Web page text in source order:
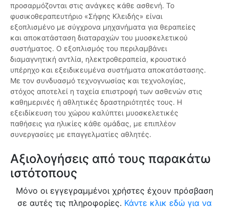
προσαρμόζονται στις ανάγκες κάθε ασθενή. Το
φυσικοθεραπευτήριο «Σήφης Κλειδής» είναι
εξοπλισμένο με σύγχρονα μηχανήματα για θεραπείες
και αποκατάσταση διαταραχών του μυοσκελετικού
συστήματος. Ο εξοπλισμός του περιλαμβάνει
διαμαγνητική αντλία, ηλεκτροθεραπεία, κρουστικό
υπέρηχο και εξειδικευμένα συστήματα αποκατάστασης.
Με τον συνδυασμό τεχνογνωσίας και τεχνολογίας,
στόχος αποτελεί η ταχεία επιστροφή των ασθενών στις
καθημερινές ή αθλητικές δραστηριότητές τους. Η
εξειδίκευση του χώρου καλύπτει μυοσκελετικές
παθήσεις για ηλικίες κάθε ομάδας, με επιπλέον
συνεργασίες με επαγγελματίες αθλητές.
Αξιολογήσεις από τους παρακάτω
ιστότοπους
Μόνο οι εγγεγραμμένοι χρήστες έχουν πρόσβαση
σε αυτές τις πληροφορίες. Κάντε κλικ εδώ για να